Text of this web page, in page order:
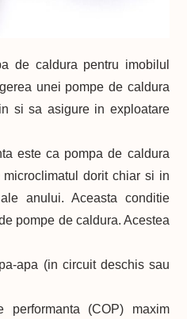
de caldura pentru imobilul
unei pompe de caldura
si sa asigure in exploatare
este ca pompa de caldura
dorit chiar si in
anului. Aceasta conditie
pompe de caldura. Acestea
apa (in circuit deschis sau
performanta (COP) maxim